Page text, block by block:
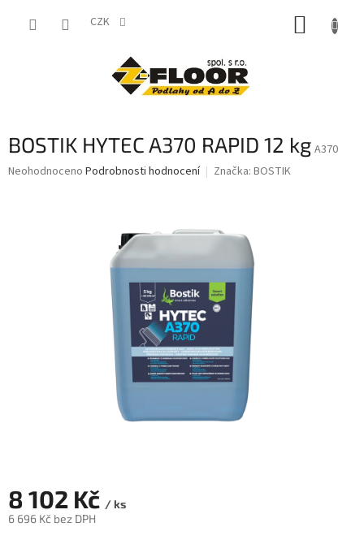
CZK
BOSTIK HYTEC A370 RAPID 12 kg A370
Průměrné
Neohodnoceno Podrobnosti hodnocení Značka: BOSTIK
8 102 Kč / ks
6 696 Kč bez DPH